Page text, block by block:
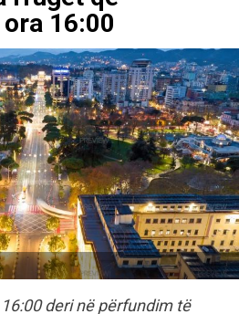
16:00
deri në përfundim të